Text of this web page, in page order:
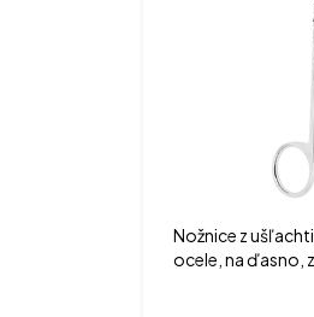
Nožnice z
ocele, na ďasno,